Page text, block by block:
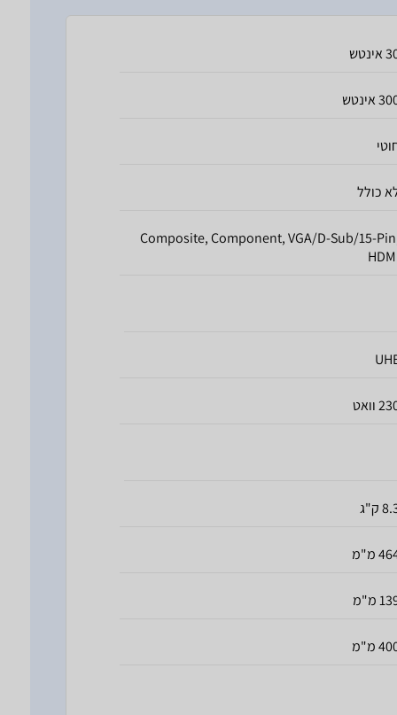
אינטש
כולל
Composite, Component, VGA/D-Sub/15-
וואט
ק"ג
מ"מ
מ"מ
מ"מ